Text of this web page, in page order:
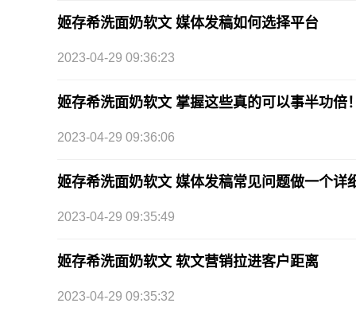
姬存希洗面奶软文 媒体发稿如何选择平台
2023-04-29 09:36:23
姬存希洗面奶软文 掌握这些真的可以事半功倍！
2023-04-29 09:36:06
姬存希洗面奶软文 媒体发稿常见问题做一个详
2023-04-29 09:35:49
姬存希洗面奶软文 软文营销拉进客户距离
2023-04-29 09:35:32